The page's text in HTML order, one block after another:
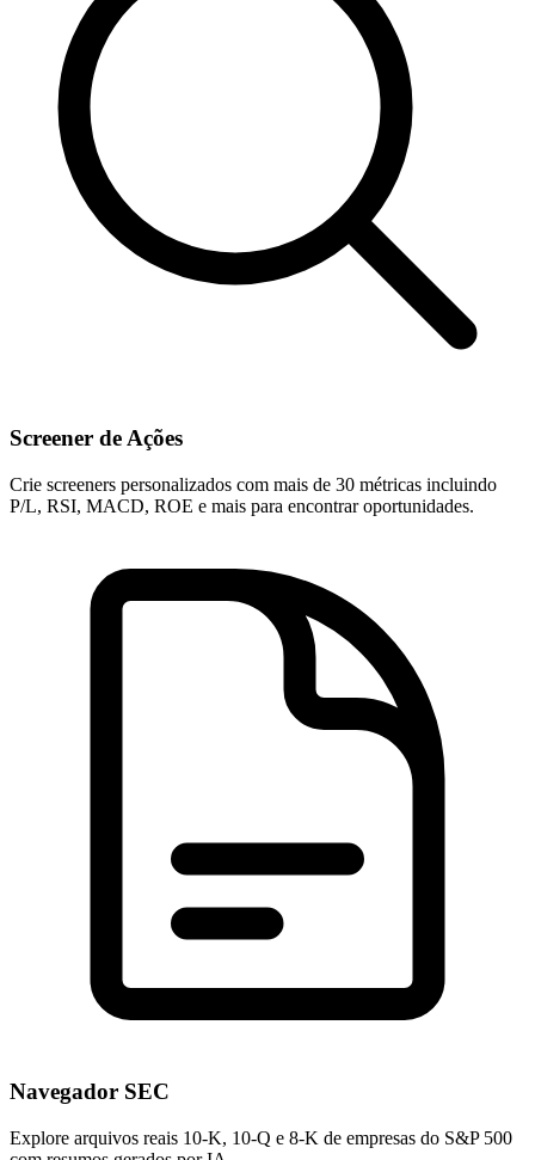
Screener de Ações
Crie screeners personalizados com mais de 30 métricas incluindo
P/L, RSI, MACD, ROE e mais para encontrar oportunidades.
Navegador SEC
Explore arquivos reais 10-K, 10-Q e 8-K de empresas do S&P 500